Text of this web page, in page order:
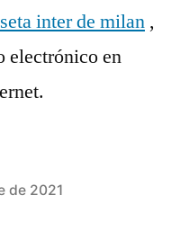
inter de milan ,
electrónico en
de 2021